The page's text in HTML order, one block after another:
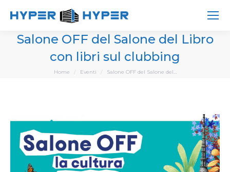
Salone OFF del Salone del Libro
con libri sul clubbing
You are here:
Home Eventi Salone OFF del Salone del…